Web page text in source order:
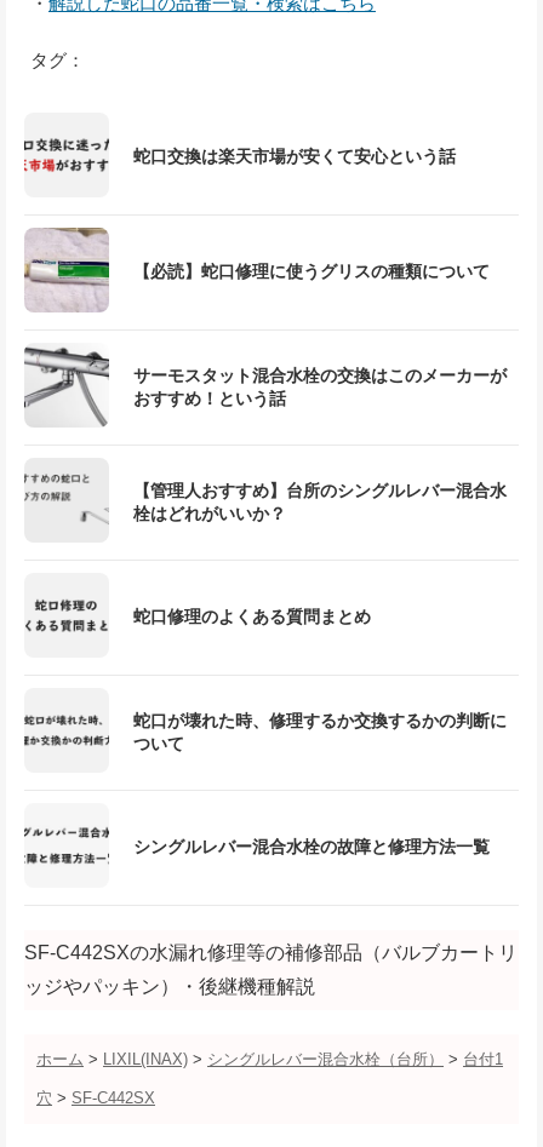
タグ：
蛇口交換は楽天市場が安くて安心という話
【必読】蛇口修理に使うグリスの種類について
サーモスタット混合水栓の交換はこのメーカーが
おすすめ！という話
【管理人おすすめ】台所のシングルレバー混合水
栓はどれがいいか？
蛇口修理のよくある質問まとめ
蛇口が壊れた時、修理するか交換するかの判断に
ついて
シングルレバー混合水栓の故障と修理方法一覧
SF-C442SXの水漏れ修理等の補修部品（バルブカートリ
ッジやパッキン）・後継機種解説
ホーム > LIXIL(INAX) > シングルレバー混合水栓（台所） > 台付1
穴 > SF-C442SX